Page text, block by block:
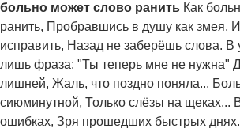
больно может слово ранить Как
ранить, Пробравшись в душу как змея.
исправить, Назад не заберёшь слова. В
лишь фраза: "Ты теперь мне не нужна"
лишней, Жаль, что поздно поняла...
сиюминутной, Только слёзы на щеках...
ошибках, Зря прошедших быстрых